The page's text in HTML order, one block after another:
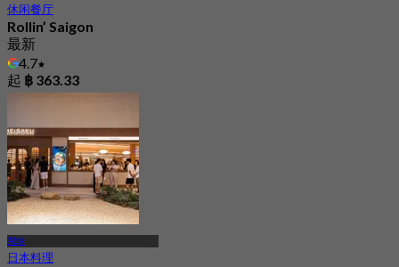
休闲餐厅
Rollin’ Saigon
最新
4.7
起 ฿ 363.33
邦纳
日本料理